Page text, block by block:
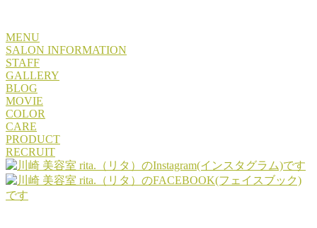
MENU
SALON INFORMATION
STAFF
GALLERY
BLOG
MOVIE
COLOR
CARE
PRODUCT
RECRUIT